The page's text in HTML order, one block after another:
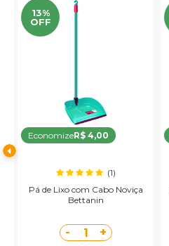
13%
OFF
EconomizeR$ 4,00
(1)
Pá de Lixo com Cabo Noviça
Bettanin
- 1 +